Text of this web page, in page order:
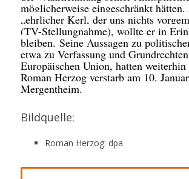
möglicherweise eingeschränkt hätten.
„ehrlicher Kerl, der uns nichts
(TV-Stellungnahme), wollte er in
bleiben. Seine Aussagen zu
etwa zu Verfassung und
Europäischen Union, hatten
Roman Herzog verstarb am 10.
Mergentheim.
Bildquelle:
Roman Herzog: dpa